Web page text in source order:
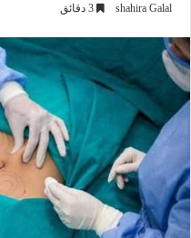
shahira Galal